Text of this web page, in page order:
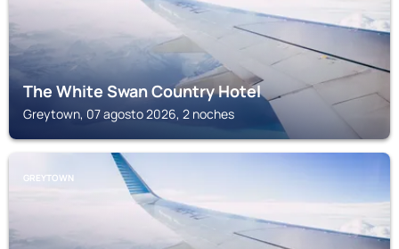
The White Swan Country Hotel
Greytown, 07 agosto 2026, 2 noches
GREYTOWN